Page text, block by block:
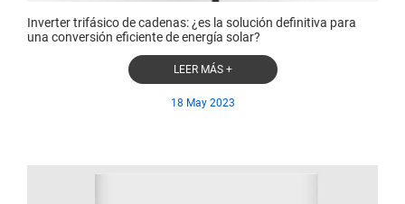
Inverter trifásico de cadenas: ¿es la solución definitiva para
una conversión eficiente de energía solar?
LEER MÁS +
18 May 2023